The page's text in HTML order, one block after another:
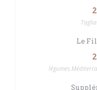
Le
légumes